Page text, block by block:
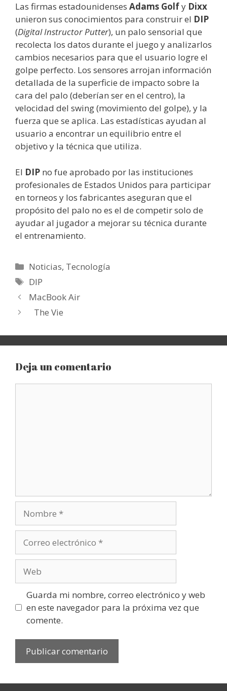
Las firmas estadounidenses Adams Golfy Dixx
unieron sus conocimientos para construir el DIP
(DigitalInstructorPutter), un palo sensorial que
recolecta los datos durante el juego y analizarlos
cambios necesarios para que el usuario logre el
golpe perfecto. Los sensores arrojan información
detallada de la superficie de impacto sobre la
cara del palo (deberían ser en el centro), la
velocidad del swing (movimiento del golpe), y la
fuerza que se aplica. Las estadísticas ayudan al
usuario a encontrar un equilibrio entre el
objetivo y la técnica que utiliza.
El DIP no fue aprobado por las instituciones
profesionales de Estados Unidos para participar
en torneos y los fabricantes aseguran que el
propósito del palo no es el de competir solo de
ayudar al jugador a mejorar su técnica durante
el entrenamiento.
Categorías
Noticias, Tecnología
Etiquetas
DIP
MacBook Air
The Vie
Deja un comentario
electrónico
Guarda mi nombre, correo electrónico y web
en este navegador para la próxima vez que
comente.